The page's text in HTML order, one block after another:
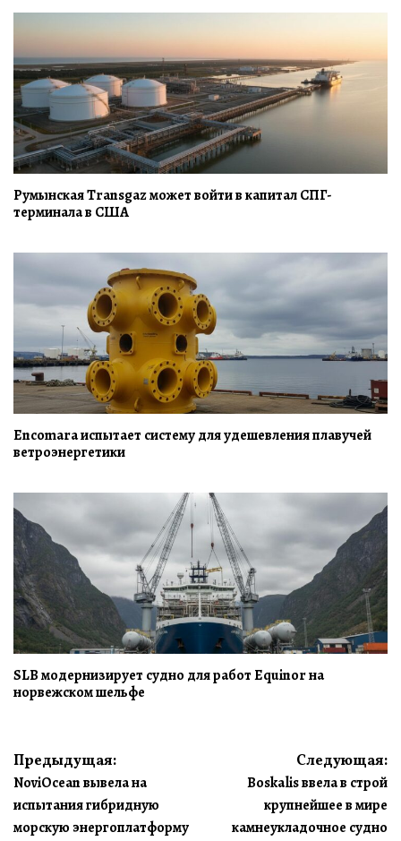
Румынская Transgaz может войти в капитал СПГ-
терминала в США
Encomara испытает систему для удешевления плавучей
ветроэнергетики
SLB модернизирует судно для работ Equinor на
норвежском шельфе
Навигация
по
записям
Предыдущая:
NoviOcean вывела на
испытания гибридную
морскую энергоплатформу
Следующая:
Boskalis ввела в строй
крупнейшее в мире
камнеукладочное судно